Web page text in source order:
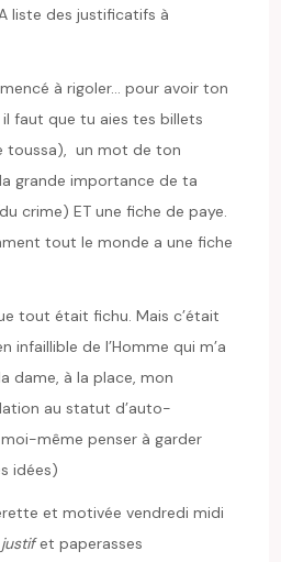
liste des justificatifs à
à rigoler… pour avoir ton
faut que tu aies tes billets
toussa), un mot de ton
grande importance de ta
crime) ET une fiche de paye.
tout le monde a une fiche
tout était fichu. Mais c’était
infaillible de l’Homme qui m’a
dame, à la place, mon
au statut d’auto-
même penser à garder
idées)
et motivée vendredi midi
justifet paperasses